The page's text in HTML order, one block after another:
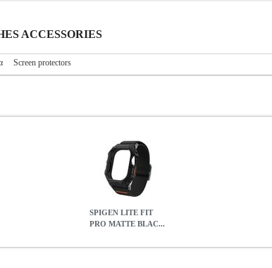
ACCESSORIES
Screen protectors
SPIGEN LITE FIT
PRO MATTE BLAC...